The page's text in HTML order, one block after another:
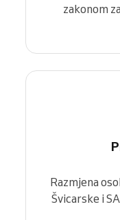
zakonom
Razmjena
Švicarske i